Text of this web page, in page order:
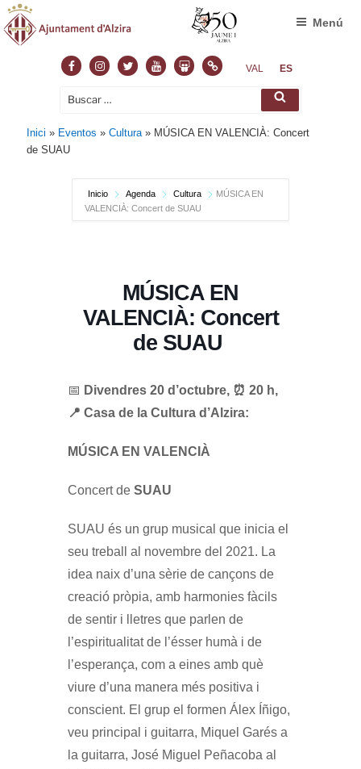
FacebookInstagram
TwitterYoutubeSlideshare
NormasVAL ES
Buscar
Buscar
Menú
Inici » Eventos »Cultura » MÚSICA EN VALENCIÀ: Concert
de SUAU
Inicio Agenda Cultura
MÚSICA EN
VALENCIÀ: Concert de SUAU
MÚSICA EN
VALENCIÀ: Concert
de SUAU
📅 Divendres 20 d’octubre, ⏰ 20 h,
📍 Casa de la Cultura d’Alzira:
MÚSICA EN VALENCIÀ
Concert de SUAU
SUAU és un grup musical que inicia el
seu treball al novembre del 2021. La
idea naix d’una sèrie de cançons de
creació pròpia, amb harmonies fàcils
de sentir i lletres que parlen de
l’espiritualitat de l’ésser humà i de
l’esperança, com a eines amb què
viure d’una manera més positiva i
conscient. El grup el formen Álex Íñigo,
veu principal i guitarra, Miquel Garés a
la guitarra, José Miguel Peñacoba al